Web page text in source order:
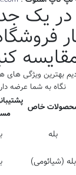
یک
بهترین ویژگی های
نگاه به شما عرضه
خاص
بله
بله (شیائومی)